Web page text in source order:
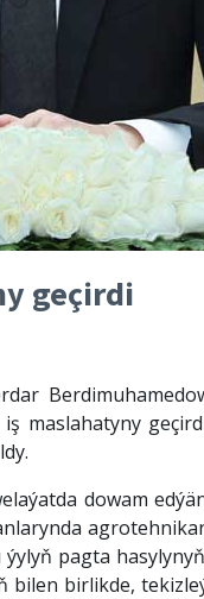
geçirdi
maslahatyny
dowam
pagta
bilen birlikde,